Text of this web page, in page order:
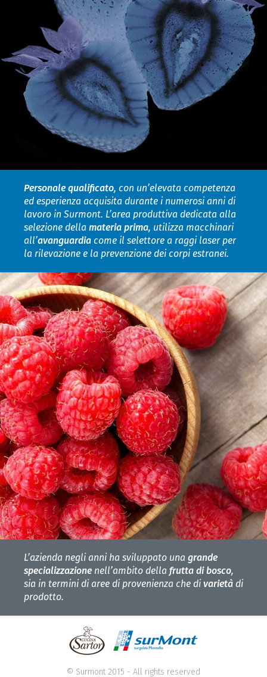
Personale qualificato, con un’elevata competenza
ed esperienza acquisita durante i numerosi anni di
lavoro in Surmont. L’area produttiva dedicata alla
selezione della materia prima, utilizza macchinari
all’avanguardia come il selettore a raggi laser per
la rilevazione e la prevenzione dei corpi estranei.
L’azienda negli anni ha sviluppato una grande
specializzazione nell’ambito della frutta di bosco,
sia in termini di aree di provenienza che divarietà di
prodotto.
© Surmont 2015 - All rights reserved